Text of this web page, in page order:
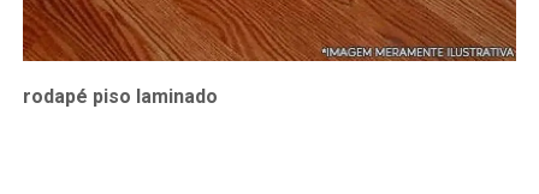
rodapé piso laminado